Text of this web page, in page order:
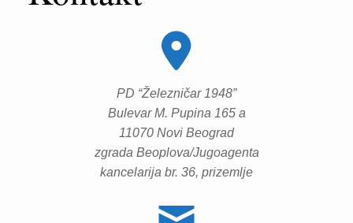
PD “Železničar 1948”
Bulevar M. Pupina 165 a
11070 Novi Beograd
zgrada Beoplova/Jugoagenta
kancelarija br. 36, prizemlje